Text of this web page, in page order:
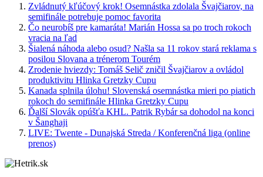
Zvládnutý kľúčový krok! Osemnástka zdolala Švajčiarov, na
semifinále potrebuje pomoc favorita
Čo neurobíš pre kamaráta! Marián Hossa sa po troch rokoch
vracia na ľad
Šialená náhoda alebo osud? Našla sa 11 rokov stará reklama s
posilou Slovana a trénerom Tourém
Zrodenie hviezdy: Tomáš Selič zničil Švajčiarov a ovládol
produktivitu Hlinka Gretzky Cupu
Kanada splnila úlohu! Slovenská osemnástka mieri po piatich
rokoch do semifinále Hlinka Gretzky Cupu
Ďalší Slovák opúšťa KHL. Patrik Rybár sa dohodol na konci
v Šanghaji
LIVE: Twente - Dunajská Streda / Konferenčná liga (online
prenos)